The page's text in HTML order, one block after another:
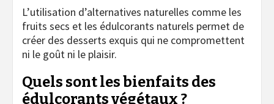
L’utilisation d’alternatives naturelles comme les
fruits secs et les édulcorants naturels permet de
créer des desserts exquis qui ne compromettent
ni le goût ni le plaisir.
Quels sont les bienfaits des
édulcorants végétaux ?